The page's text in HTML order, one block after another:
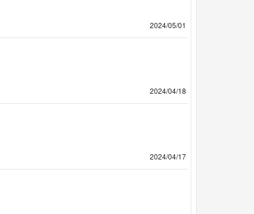
2024/05/01
2024/04/18
2024/04/17